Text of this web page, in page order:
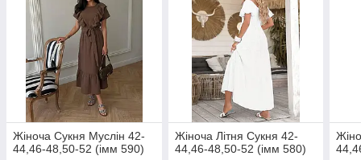
Жіноча Сукня Муслін 42-
44,46-48,50-52 (імм 590)
Жіноча Літня Сукня 42-
44,46-48,50-52 (імм 580)